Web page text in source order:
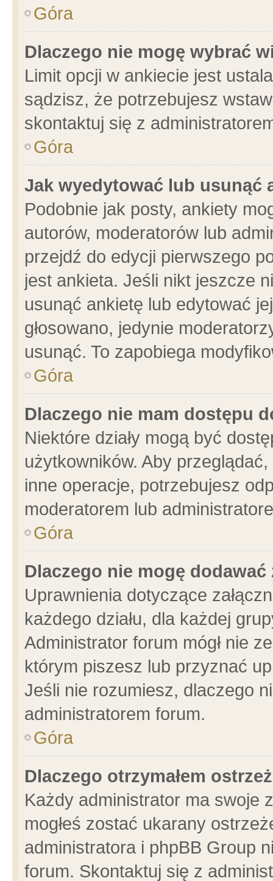
Góra
Dlaczego nie mogę wybrać
Limit opcji w ankiecie jest
sądzisz, że potrzebujesz
skontaktuj się z
Góra
Jak wyedytować lub usunąć
Podobnie jak posty, ankiety
autorów, moderatorów lub
przejdź do edycji pierwszego
jest ankieta. Jeśli nikt jeszcze
usunąć ankietę lub edytować
głosowano, jedynie
usunąć. To zapobiega
Góra
Dlaczego nie mam dostępu
Niektóre działy mogą być
użytkowników. Aby
inne operacje, potrzebujesz
moderatorem lub
Góra
Dlaczego nie mogę dodawać
Uprawnienia dotyczące
każdego działu, dla każdej
Administrator forum mógł nie
którym piszesz lub przyznać
Jeśli nie rozumiesz, dlaczego
administratorem forum.
Góra
Dlaczego otrzymałem
Każdy administrator ma swoje
mogłeś zostać ukarany
administratora i phpBB Group
forum. Skontaktuj się z